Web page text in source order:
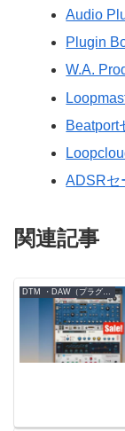
Audio
Plugin
W.A.
Beatport
ADSRセ
関連記事
DTM ・DAW（プラグイン、シンセなど）のセール情報